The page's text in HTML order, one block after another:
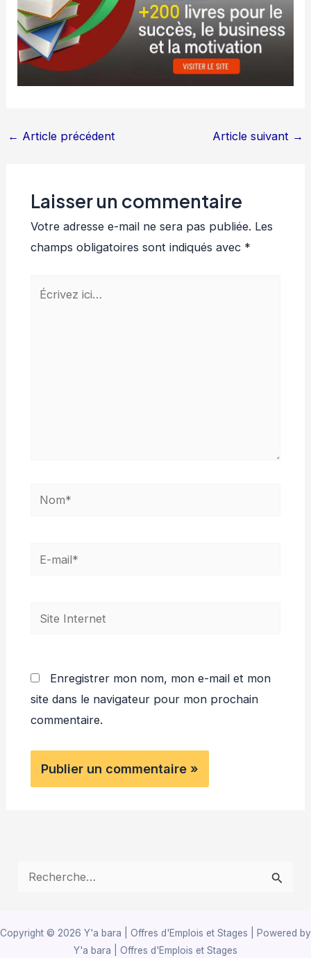
← Article précédent Article suivant →
Laisser un commentaire
Votre adresse e-mail ne sera pas publiée. Les
champs obligatoires sont indiqués avec *
Écrivez
Nom*
E-
Site
Enregistrer mon nom, mon e-mail et mon
site dans le navigateur pour mon prochain
commentaire.
h
Copyright © 2026 Y'a bara | Offres d'Emplois et Stages | Powered by
Y'a bara | Offres d'Emplois et Stages